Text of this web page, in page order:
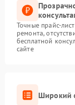
Точные прайс-
ремонта,
бесплатной
сайте
Широкий